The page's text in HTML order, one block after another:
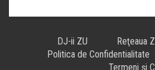
DJ-ii ZU Reţeaua
Politica de Confidentialitate
Termeni și